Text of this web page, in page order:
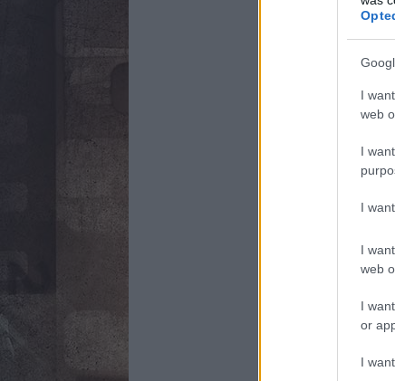
I
web
I
I
I
web
I
or
I